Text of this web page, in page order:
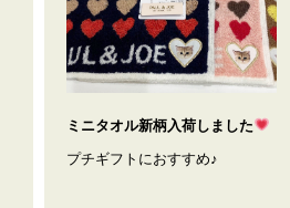
ミニタオル新柄入荷しました
プチギフトにおすすめ♪